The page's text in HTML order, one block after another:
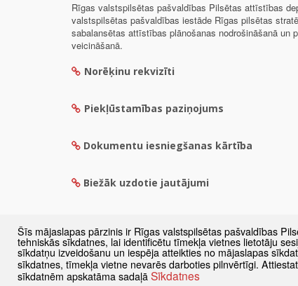
Rīgas valstspilsētas pašvaldības Pilsētas attīstības
valstspilsētas pašvaldības iestāde Rīgas pilsētas
sabalansētas attīstības plānošanas nodrošināšanā un
veicināšanā.
Norēķinu rekvizīti
Piekļūstamības paziņojums
Dokumentu iesniegšanas kārtība
Biežāk uzdotie jautājumi
Šīs mājaslapas pārzinis ir Rīgas valstspilsētas pašvaldības
tehniskās sīkdatnes, lai identificētu tīmekļa vietnes lietotāju
sīkdatņu izveidošanu un iespēja atteikties no mājaslapas
sīkdatnes, tīmekļa vietne nevarēs darboties pilnvērtīgi.
sīkdatnēm apskatāma sadaļā Sīkdatnes